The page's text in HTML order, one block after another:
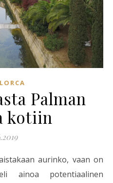
Palman
kotiin
ainoa potentiaalinen